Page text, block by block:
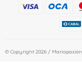
© Copyright 2026 / Mariapasión